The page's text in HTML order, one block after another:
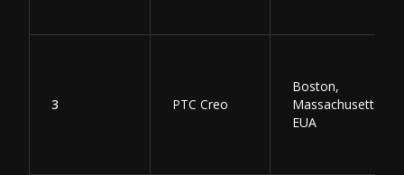
3 PTC Creo
Boston,
Massachusetts,
EUA